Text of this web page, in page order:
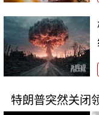
特朗普突然关闭